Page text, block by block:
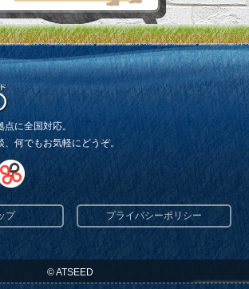
に全国対応。
、何でもお気軽にどうぞ。
プ プライバシーポリシー
© ATSEED